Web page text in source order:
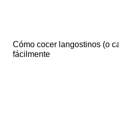
Cómo cocer langostinos (o
fácilmente